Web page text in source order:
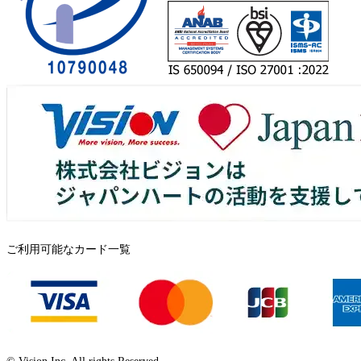
ご利用可能なカード一覧